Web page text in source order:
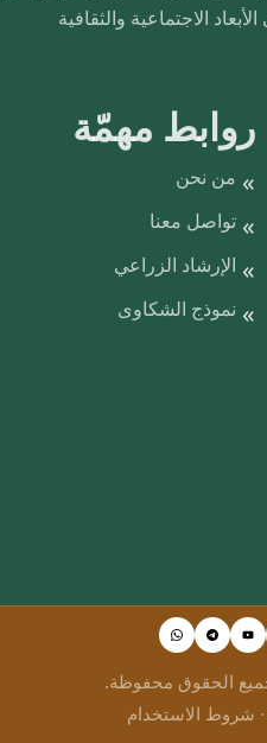
الاجتماعية والثقافية
روابط مهمّة
من نحن
تواصل معنا
الإرشاد الزراعي
نموذج الشكاوى
· شروط الاستخدام